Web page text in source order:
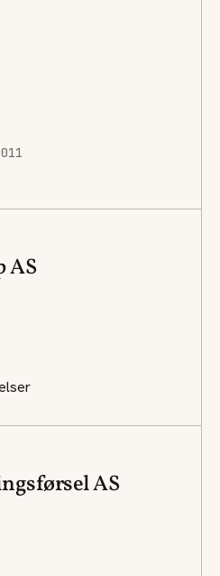
AS
AS